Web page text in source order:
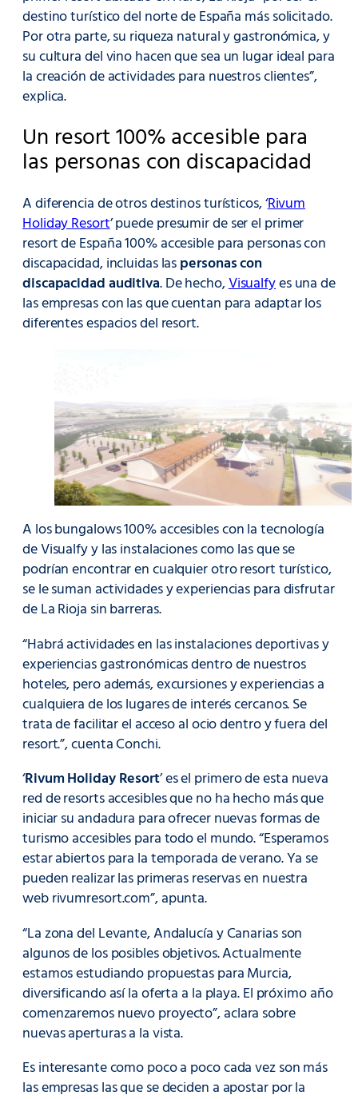
destino turístico del norte de España más solicitado.
Por otra parte, su riqueza natural y gastronómica, y
su cultura del vino hacen que sea un lugar ideal para
la creación de actividades para nuestros clientes”,
explica.
Un resort 100% accesible para
las personas con discapacidad
A diferencia de otros destinos turísticos, ‘Rivum
Holiday Resort’ puede presumir de ser el primer
resort de España 100% accesible para personas con
discapacidad, incluidas laspersonas con
discapacidad auditiva. De hecho,Visualfyes una de
las empresas con las que cuentan para adaptar los
diferentes espacios del resort.
A los bungalows 100% accesibles con la tecnología
de Visualfy y las instalaciones como las que se
podrían encontrar en cualquier otro resort turístico,
se le suman actividades y experiencias para disfrutar
de La Rioja sin barreras.
“Habrá actividades en las instalaciones deportivas y
experiencias gastronómicas dentro de nuestros
hoteles, pero además, excursiones y experiencias a
cualquiera de los lugares de interés cercanos. Se
trata de facilitar el acceso al ocio dentro y fuera del
resort.”, cuenta Conchi.
‘Rivum Holiday Resort’ es el primero de esta nueva
red de resorts accesibles que no ha hecho más que
iniciar su andadura para ofrecer nuevas formas de
turismo accesibles para todo el mundo. “Esperamos
estar abiertos para la temporada de verano. Ya se
pueden realizar las primeras reservas en nuestra
web rivumresort.com”, apunta.
“La zona del Levante, Andalucía y Canarias son
algunos de los posibles objetivos. Actualmente
estamos estudiando propuestas para Murcia,
diversificando así la oferta a la playa. El próximo año
comenzaremos nuevo proyecto”, aclara sobre
nuevas aperturas a la vista.
Es interesante como poco a poco cada vez son más
las empresas las que se deciden a apostar por la